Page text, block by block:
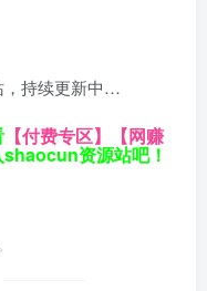
，持续更新中…
【付费专区】 【网赚
资源站吧！